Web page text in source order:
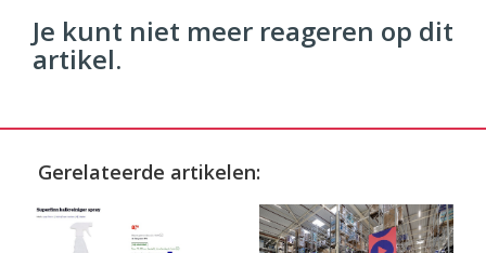
Je kunt niet meer reageren op dit
artikel.
Gerelateerde artikelen: